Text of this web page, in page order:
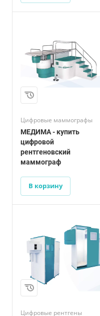
Цифровые маммографы
МЕДИМА - купить
цифровой
рентгеновский
маммограф
В корзину
Цифровые рентгены